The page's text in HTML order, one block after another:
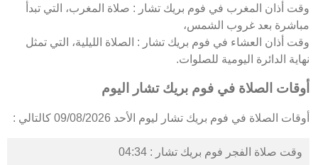
وقت أذان المغرب في فوم بريك تشار : صلاة المغرب، التي تبدأ
مباشرة بعد غروب الشمس،
وقت أذان العشاء في فوم بريك تشار : الصلاة الليلية، التي تمثل
نهاية الدائرة اليومية للصلوات.
أوقات الصلاة في فوم بريك تشار اليوم
أوقات الصلاة في فوم بريك تشار ليوم الأحد 09/08/2026 كالتالي :
وقت صلاة الفجر فوم بريك تشار : 04:34